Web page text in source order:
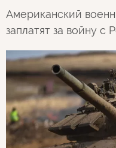
Американский
заплатят за войну с